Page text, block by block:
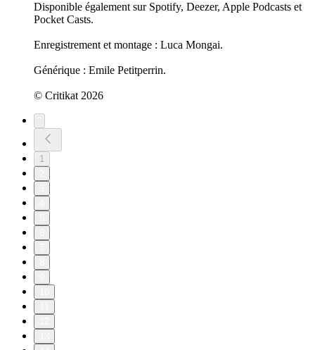
Disponible également sur Spotify, Deezer, Apple Podcasts et
Pocket Casts.
Enregistrement et montage : Luca Mongai.
Générique : Emile Petitperrin.
© Critikat 2026
1